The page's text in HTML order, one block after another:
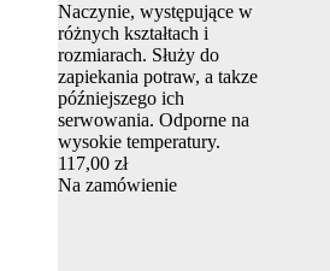
Naczynie, występujące w
różnych kształtach i
rozmiarach. Służy do
zapiekania potraw, a takze
późniejszego ich
serwowania. Odporne na
wysokie temperatury.
117,00 zł
Na zamówienie